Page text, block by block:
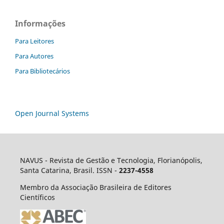
Informações
Para Leitores
Para Autores
Para Bibliotecários
Open Journal Systems
NAVUS - Revista de Gestão e Tecnologia, Florianópolis,
Santa Catarina, Brasil. ISSN - 2237-4558
Membro da Associação Brasileira de Editores
Científicos